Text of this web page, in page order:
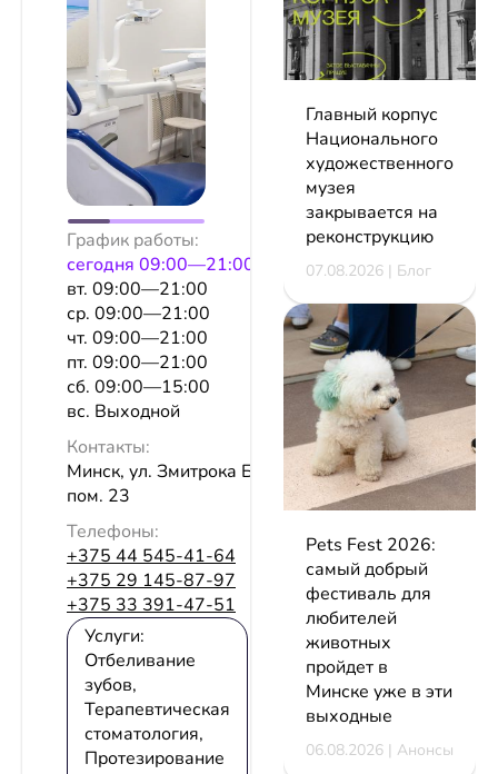
График работы:
сeгодня 09:00—21:00
вт. 09:00—21:00
ср. 09:00—21:00
чт. 09:00—21:00
пт. 09:00—21:00
сб. 09:00—15:00
вс. Выходной
Контакты:
Минск, ул. Змитрока Бядули, 13,
пом. 23
Телефоны:
+375 44 545-41-64
+375 29 145-87-97
+375 33 391-47-51
Услуги:
Отбеливание
зубов,
Терапевтическая
стоматология,
Протезирование
Главный корпус
Национального
художественного
музея
закрывается на
реконструкцию
07.08.2026 | Блог
Pets Fest 2026:
самый добрый
фестиваль для
любителей
животных
пройдет в
Минске уже в эти
выходные
06.08.2026 | Анонсы